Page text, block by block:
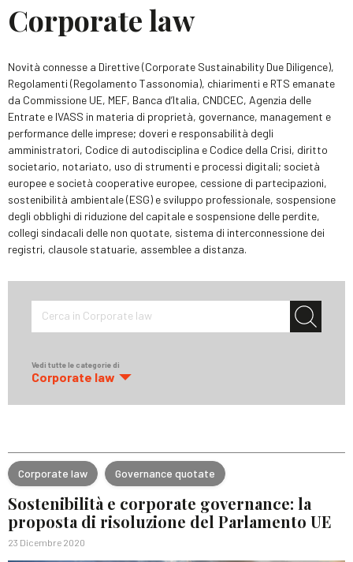
Corporate law
Novità connesse a Direttive (Corporate Sustainability Due Diligence),
Regolamenti (Regolamento Tassonomia), chiarimenti e RTS emanate
da Commissione UE, MEF, Banca d’Italia, CNDCEC, Agenzia delle
Entrate e IVASS in materia di proprietà, governance, management e
performance delle imprese; doveri e responsabilità degli
amministratori, Codice di autodisciplina e Codice della Crisi, diritto
societario, notariato, uso di strumenti e processi digitali; società
europee e società cooperative europee, cessione di partecipazioni,
sostenibilità ambientale (ESG) e sviluppo professionale, sospensione
degli obblighi di riduzione del capitale e sospensione delle perdite,
collegi sindacali delle non quotate, sistema di interconnessione dei
registri, clausole statuarie, assemblee a distanza.
Cerca in Corporate law
Vedi tutte le categorie di
Corporate law
Corporate law Governance quotate
Sostenibilità e corporate governance: la
proposta di risoluzione del Parlamento UE
23 Dicembre 2020